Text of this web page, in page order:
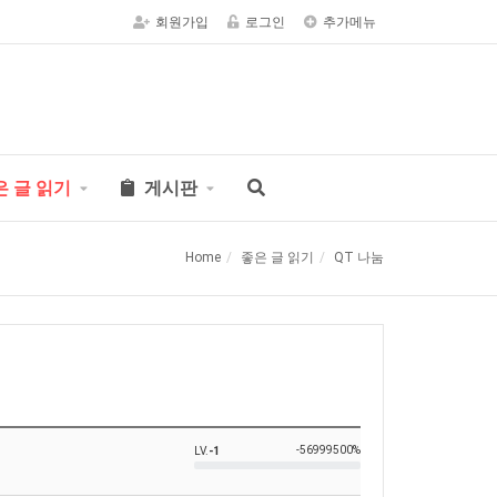
회원가입 로그인 추가메뉴
글 읽기 게시판
Home 좋은 글 읽기 QT 나눔
LV.-1 -56999500%